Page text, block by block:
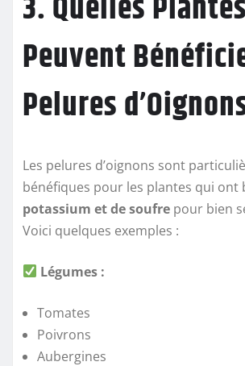
Peuvent
Pelures
Les pelures d’oignons sont
bénéfiques pour les plantes qui ont
potassium et de soufre pour bien
Voici quelques exemples :
Légumes :
Tomates
Poivrons
Aubergines